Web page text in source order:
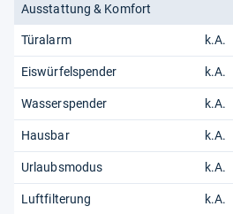
Ausstattung & Komfort
Türalarm k.A.
Eiswürfelspender k.A.
Wasserspender k.A.
Hausbar k.A.
Urlaubsmodus k.A.
Luftfilterung k.A.